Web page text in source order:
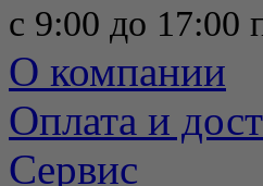
с 9:00 до 17:00
О компании
Оплата и
Сервис